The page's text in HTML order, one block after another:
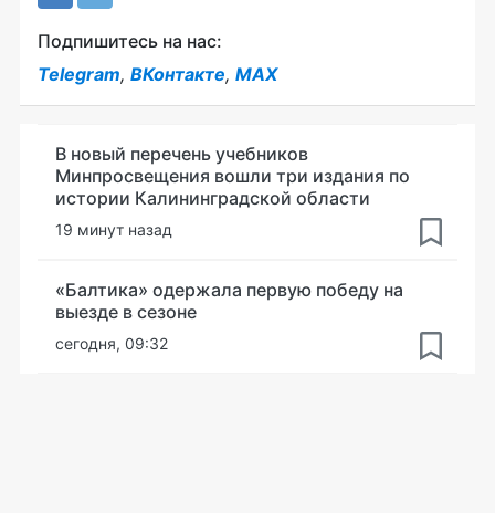
Подпишитесь на нас:
Telegram, ВКонтакте, MAX
В новый перечень учебников
Минпросвещения вошли три издания по
истории Калининградской области
19 минут назад
«Балтика» одержала первую победу на
выезде в сезоне
сегодня, 09:32